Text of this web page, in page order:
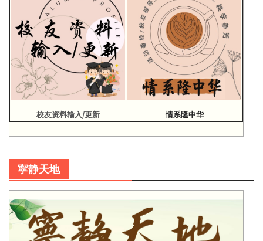
校友资料输入/更新 情系隆中华
寜静天地